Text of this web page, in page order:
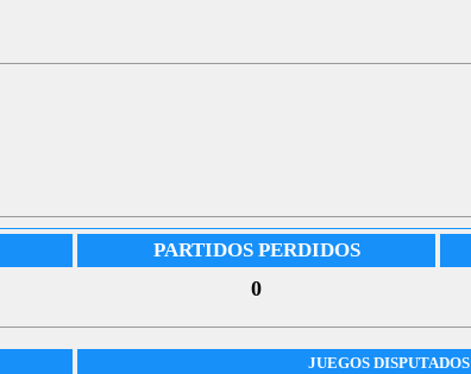
PARTIDOS PERDIDOS
0
JUEGOS DISPUTADOS